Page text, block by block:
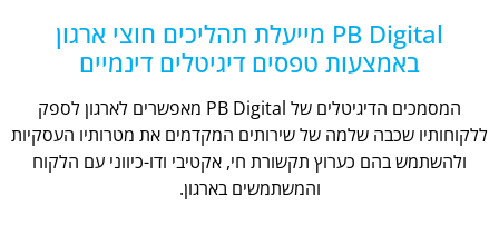
PB Digital מייעלת תהליכים חוצי ארגון
באמצעות טפסים דיגיטלים דינמיים
המסמכים הדיגיטלים של PB Digital מאפשרים לארגון לספק
ללקוחותיו שכבה שלמה של שירותים המקדמים את מטרותיו העסקיות
ולהשתמש בהם כערוץ תקשורת חי, אקטיבי ודו-כיווני עם הלקוח
והמשתמשים בארגון.